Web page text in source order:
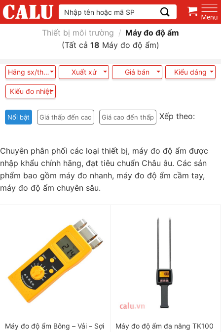
Skip
to
Tìm
kiếm:
Thiết bị môi trường / Máy đo độ ẩm
(Tất cả 18 Máy đo độ ẩm)
Xếp theo:
Nổi bật Giá thấp đến cao Giá cao đến thấp
Chuyên phân phối các loại thiết bị, máy đo độ ẩm được
nhập khẩu chính hãng, đạt tiêu chuẩn Châu âu. Các sản
phẩm bao gồm máy đo nhanh, máy đo độ ẩm cầm tay,
máy đo độ ẩm chuyên sâu.
Máy đo độ ẩm Bông – Vải – Sợi
Máy đo độ ẩm đa năng TK100
Hãng sx/thương hiệu Xuất xứ Giá bán Kiểu dáng
Kiểu đo nhiệt